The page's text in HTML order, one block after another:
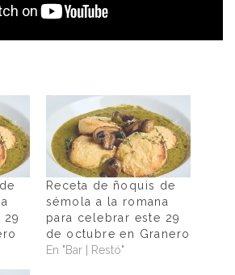
29
Receta de ñoquis de
sémola a la romana
para celebrar este 29
de octubre en Granero
En "Bar | Restó"